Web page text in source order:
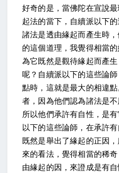
好奇的是，當佛陀在宣說
起法的當下，自續派以下
諸法是透由緣起而產生時，
的這個道理，我覺得相當
為它既然是觀待緣起而產
呢？自續派以下的這些論
點時，這就是最大的相違
者，因為他們認為諸法是不
所以他們承許有自性，是
以下的這些論師，在承許
既然是舉出了緣起的正因
來的看法，覺得相當的稀
由緣起的因，來證成是有